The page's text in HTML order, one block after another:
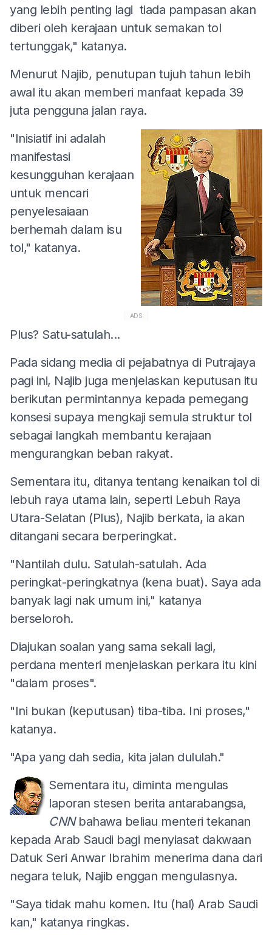
yang lebih penting lagi tiada pampasan akan
diberi oleh kerajaan untuk semakan tol
tertunggak," katanya.
Menurut Najib, penutupan tujuh tahun lebih
awal itu akan memberi manfaat kepada 39
juta pengguna jalan raya.
"Inisiatif ini adalah
manifestasi
kesungguhan kerajaan
untuk mencari
penyelesaiaan
berhemah dalam isu
tol," katanya.
ADS
Plus? Satu-satulah...
Pada sidang media di pejabatnya di Putrajaya
pagi ini, Najib juga menjelaskan keputusan itu
berikutan permintannya kepada pemegang
konsesi supaya mengkaji semula struktur tol
sebagai langkah membantu kerajaan
mengurangkan beban rakyat.
Sementara itu, ditanya tentang kenaikan tol di
lebuh raya utama lain, seperti Lebuh Raya
Utara-Selatan (Plus), Najib berkata, ia akan
ditangani secara berperingkat.
"Nantilah dulu. Satulah-satulah. Ada
peringkat-peringkatnya (kena buat). Saya ada
banyak lagi nak umum ini," katanya
berseloroh.
Diajukan soalan yang sama sekali lagi,
perdana menteri menjelaskan perkara itu kini
"dalam proses".
"Ini bukan (keputusan) tiba-tiba. Ini proses,"
katanya.
"Apa yang dah sedia, kita jalan dululah."
Sementara itu, diminta mengulas
laporan stesen berita antarabangsa,
CNN bahawa beliau menteri tekanan
kepada Arab Saudi bagi menyiasat dakwaan
Datuk Seri Anwar Ibrahim menerima dana dari
negara teluk, Najib enggan mengulasnya.
"Saya tidak mahu komen. Itu (hal) Arab Saudi
kan," katanya ringkas.